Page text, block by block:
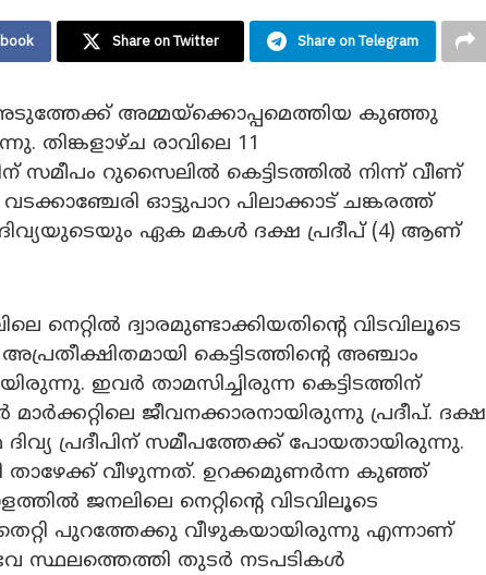
Share on Twitter Share on Telegram
അടുത്തേക്ക് അമ്മയ്ക്കൊപ്പമെത്തിയ കുഞ്ഞു
രാവിലെ 11
റുസൈലിൽ കെട്ടിടത്തിൽ നിന്ന് വീണ്
ഓട്ടുപാറ പിലാക്കാട് ചങ്കരത്ത്
ദിവ്യയുടെയും ഏക മകൾ ദക്ഷ പ്രദീപ് (4) ആണ്
ദ്വാരമുണ്ടാക്കിയതിന്റെ വിടവിലൂടെ
കെട്ടിടത്തിന്റെ അഞ്ചാം
ഇവർ താമസിച്ചിരുന്ന കെട്ടിടത്തിന്
ജീവനക്കാരനായിരുന്നു പ്രദീപ്. ദക്ഷ
പ്രദീപിന് സമീപത്തേക്ക് പോയതായിരുന്നു.
വീഴുന്നത്. ഉറക്കമുണർന്ന കുഞ്ഞ്
ജനലിലെ നെറ്റിന്റെ വിടവിലൂടെ
പുറത്തേക്കു വീഴുകയായിരുന്നു എന്നാണ്
സ്ഥലത്തെത്തി തുടർ നടപടികൾ